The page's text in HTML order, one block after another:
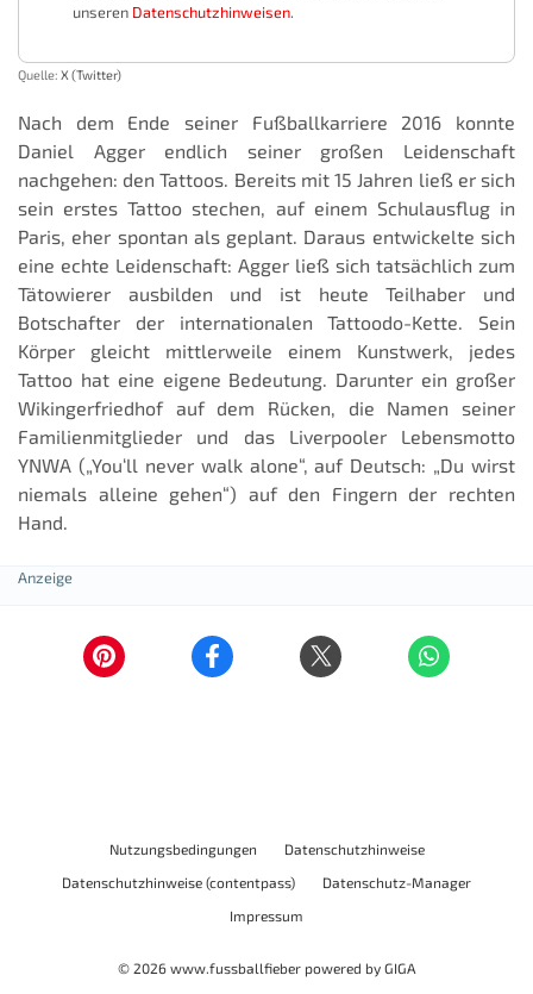
unseren Datenschutzhinweisen.
Quelle: X (Twitter)
Nach dem Ende seiner Fußballkarriere 2016 konnte
Daniel Agger endlich seiner großen Leidenschaft
nachgehen: den Tattoos. Bereits mit 15 Jahren ließ er sich
sein erstes Tattoo stechen, auf einem Schulausflug in
Paris, eher spontan als geplant. Daraus entwickelte sich
eine echte Leidenschaft: Agger ließ sich tatsächlich zum
Tätowierer ausbilden und ist heute Teilhaber und
Botschafter der internationalen Tattoodo-Kette. Sein
Körper gleicht mittlerweile einem Kunstwerk, jedes
Tattoo hat eine eigene Bedeutung. Darunter ein großer
Wikingerfriedhof auf dem Rücken, die Namen seiner
Familienmitglieder und das Liverpooler Lebensmotto
YNWA („You‘ll never walk alone“, auf Deutsch: „Du wirst
niemals alleine gehen“) auf den Fingern der rechten
Hand.
Nutzungsbedingungen
Datenschutzhinweise
Datenschutzhinweise (contentpass)
Datenschutz-Manager
Impressum
© 2026 www.fussballfieber powered by GIGA